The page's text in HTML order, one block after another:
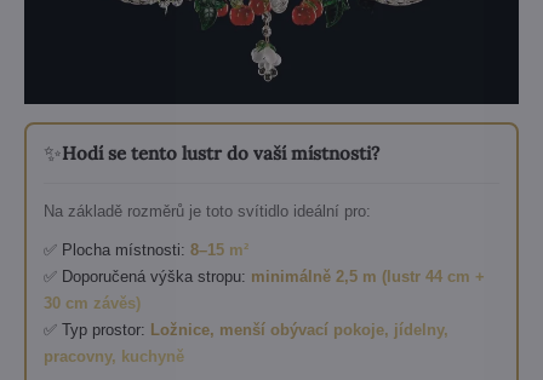
✨Hodí se tento lustr do vaší místnosti?
Na základě rozměrů je toto svítidlo ideální pro:
✅ Plocha místnosti: 8–15 m²
✅ Doporučená výška stropu: minimálně 2,5 m (lustr 44 cm +
30 cm závěs)
✅ Typ prostor: Ložnice, menší obývací pokoje, jídelny,
pracovny, kuchyně